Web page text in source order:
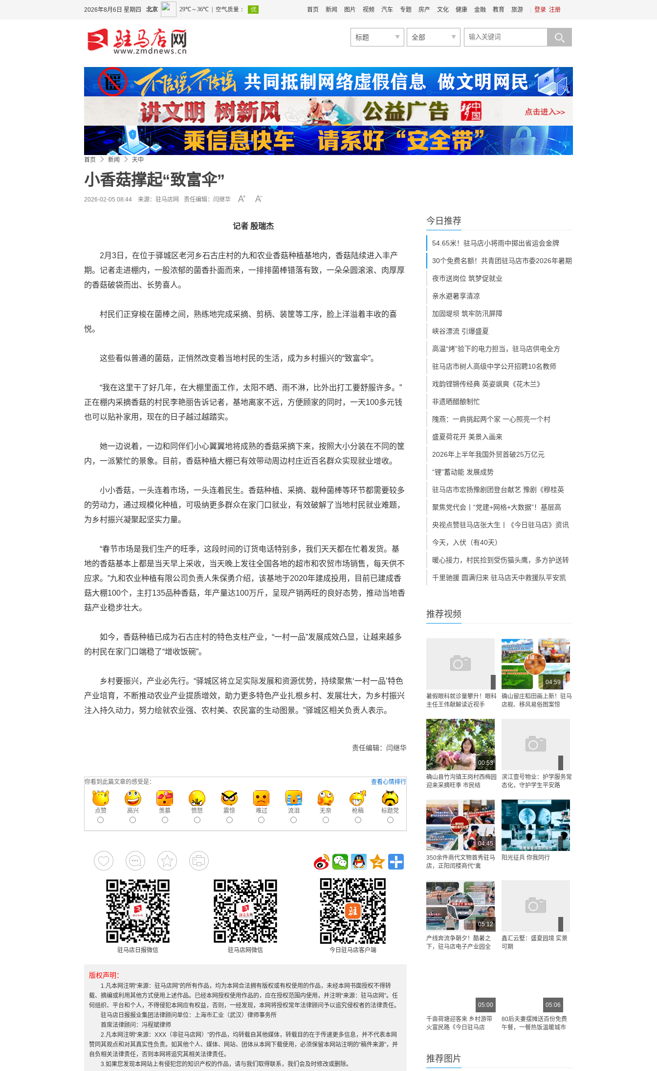
2026年8月6日 星期四 登录 注册
首页 新闻 图片 视频 汽车 专题 房产 文化 健康 金融 教育 旅游
标题 全部
首页 新闻 天中
小香菇撑起“致富伞”
2026-02-05 08:44 来源： 驻马店网 责任编辑：闫继华
记者 殷瑞杰
2月3日，在位于驿城区老河乡石古庄村的九和农业香菇种植基地内，香菇陆续进入丰产
期。记者走进棚内，一股浓郁的菌香扑面而来，一排排菌棒错落有致，一朵朵圆滚滚、肉厚厚
的香菇破袋而出、长势喜人。
村民们正穿梭在菌棒之间，熟练地完成采摘、剪柄、装筐等工序，脸上洋溢着丰收的喜
悦。
这些看似普通的菌菇，正悄然改变着当地村民的生活，成为乡村振兴的“致富伞”。
“我在这里干了好几年，在大棚里面工作，太阳不晒、雨不淋，比外出打工要舒服许多。”
正在棚内采摘香菇的村民李艳丽告诉记者，基地离家不远，方便顾家的同时，一天100多元钱
也可以贴补家用，现在的日子越过越踏实。
她一边说着，一边和同伴们小心翼翼地将成熟的香菇采摘下来，按照大小分装在不同的筐
内，一派繁忙的景象。目前，香菇种植大棚已有效带动周边村庄近百名群众实现就业增收。
小小香菇，一头连着市场，一头连着民生。香菇种植、采摘、栽种菌棒等环节都需要较多
的劳动力，通过规模化种植，可吸纳更多群众在家门口就业，有效破解了当地村民就业难题，
为乡村振兴凝聚起坚实力量。
“春节市场是我们生产的旺季，这段时间的订货电话特别多，我们天天都在忙着发货。基
地的香菇基本上都是当天早上采收，当天晚上发往全国各地的超市和农贸市场销售，每天供不
应求。”九和农业种植有限公司负责人朱保勇介绍，该基地于2020年建成投用，目前已建成香
菇大棚100个，主打135品种香菇，年产量达100万斤，呈现产销两旺的良好态势，推动当地香
菇产业稳步壮大。
如今，香菇种植已成为石古庄村的特色支柱产业，“一村一品”发展成效凸显，让越来越多
的村民在家门口端稳了“增收饭碗”。
乡村要振兴，产业必先行。“驿城区将立足实际发展和资源优势，持续聚焦‘一村一品’特色
产业培育，不断推动农业产业提质增效，助力更多特色产业扎根乡村、发展壮大，为乡村振兴
注入持久动力，努力绘就农业强、农村美、农民富的生动图景。”驿城区相关负责人表示。
责任编辑：闫继华
查看心情排行
你看到此篇文章的感受是：
点赞 高兴 羡慕 愤怒 震惊 难过 流泪 无奈 枪稿 标题党
驻马店日报微信 驻马店网微信 今日驻马店客户端
版权声明：
1.凡本网注明“来源：驻马店网”的所有作品，均为本网合法拥有版权或有权使用的作品，未经本网书面授权不得转
载、摘编或利用其他方式使用上述作品。已经本网授权使用作品的，应在授权范围内使用，并注明“来源：驻马店网”。任
何组织、平台和个人，不得侵犯本网应有权益，否则，一经发现，本网将授权常年法律顾问予以追究侵权者的法律责任。
驻马店日报报业集团法律顾问单位：上海市汇业（武汉）律师事务所
首席法律顾问：冯程斌律师
2.凡本网注明“来源：XXX（非驻马店网）”的作品，均转载自其他媒体，转载目的在于传递更多信息，并不代表本网
赞同其观点和对其真实性负责。如其他个人、媒体、网站、团体从本网下载使用，必须保留本网站注明的“稿件来源”，并
自负相关法律责任，否则本网将追究其相关法律责任。
3.如果您发现本网站上有侵犯您的知识产权的作品，请与我们取得联系，我们会及时修改或删除。
今日推荐
54.65米！驻马店小将雨中掷出省运会金牌
30个免费名额！共青团驻马店市委2026年暑期
夜市送岗位 筑梦促就业
亲水避暑享清凉
加固堤坝 筑牢防汛屏障
峡谷漂流 引爆盛夏
高温“烤”验下的电力担当，驻马店供电全方
驻马店市树人高级中学公开招聘10名教师
戏韵铿锵传经典 英姿飒爽《花木兰》
非遗晒醋酿制忙
隗燕：一肩挑起两个家 一心照亮一个村
盛夏荷花开 美景入画来
2026年上半年我国外贸首破25万亿元
“锂”蓄动能 发展成势
驻马店市宏扬豫剧团登台献艺 豫剧《穆桂英
聚焦党代会丨“党建+网格+大数据”！基层高
央视点赞驻马店张大生丨《今日驻马店》资讯
今天，入伏（有40天）
暖心接力，村民捡到受伤猫头鹰，多方护送转
千里驰援 圆满归来 驻马店天中救援队平安凯
推荐视频
暑假眼科就诊量攀升！眼科
主任王伟献解读近视手
04:59
确山留庄稻田画上新！驻马
店舰、移风易俗图案惊
00:53
确山县竹沟镇王岗村西梅园
迎来采摘旺季 市民结
滨江壹号物业：护学服务常
态化，守护学生平安路
04:45
350余件商代文物首秀驻马
店，正阳闰楼商代“禽
阳光征兵 你我同行
05:12
产线奔流争朝夕！酷暑之
下，驻马店电子产业园全
鑫汇云墅：盛夏园境 实景
可期
05:00
千亩荷塘迎客来 乡村游带
火富民路《今日驻马店
05:06
80后夫妻摆摊送百份免费
午餐，一餐热饭温暖城市
推荐图片